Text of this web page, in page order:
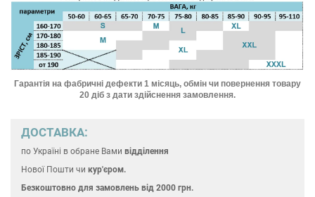
Гарантія на фабричні дефекти 1 місяць, обмін чи повернення товару
20 діб з дати здійснення замовлення.
ДОСТАВКА:
по Україні в обране Вами відділення
Нової Пошти чи кур'єром.
Безкоштовно для замовлень від 2000 грн.